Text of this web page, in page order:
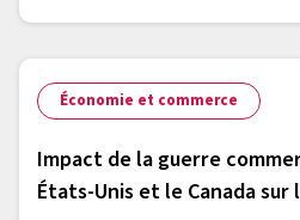
Économie et commerce
Impact de la guerre
États-Unis et le Canada sur